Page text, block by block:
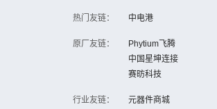
热门友链： 中电港
原厂友链： Phytium飞腾
中国星坤连接
赛昉科技
行业友链： 元器件商城